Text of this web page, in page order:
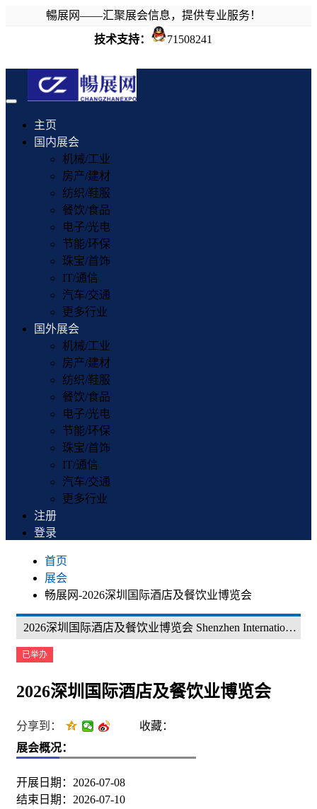
暢展网——汇聚展会信息，提供专业服务！
技术支持：
71508241
Toggle
navigation
主页
国内展会
机械/工业
房产/建材
纺织/鞋服
餐饮/食品
电子/光电
节能/环保
珠宝/首饰
IT/通信
汽车/交通
更多行业
国外展会
机械/工业
房产/建材
纺织/鞋服
餐饮/食品
电子/光电
节能/环保
珠宝/首饰
IT/通信
汽车/交通
更多行业
注册
登录
首页
展会
畅展网-2026深圳国际酒店及餐饮业博览会
2026深圳国际酒店及餐饮业博览会 Shenzhen International Hospitality Supplies & Catering Industry Exhibition 2026
已举办
2026深圳国际酒店及餐饮业博览会
分享到：
收藏：
展会概况：
开展日期：2026-07-08
结束日期：2026-07-10